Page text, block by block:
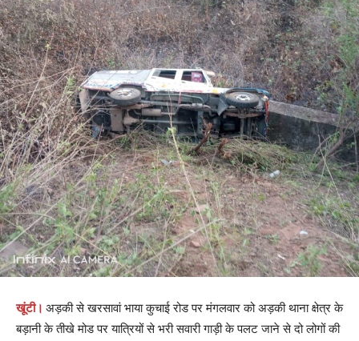
खूंटी। अड़की से खरसावां भाया कुचाई रोड पर मंगलवार को अड़की थाना क्षेत्र के
बड़ानी के तीखे मोड पर यात्रियों से भरी सवारी गाड़ी के पलट जाने से दो लोगों की